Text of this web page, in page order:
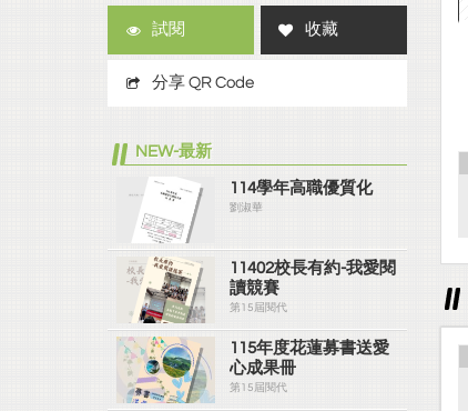
試閱 收藏
分享 QR Code
NEW-最新
114學年高職優質化
劉淑華
11402校長有約-我愛閱
讀競賽
第15屆閱代
115年度花蓮募書送愛
心成果冊
第15屆閱代